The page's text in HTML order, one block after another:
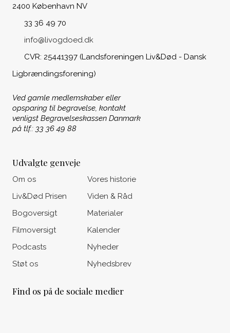
2400 København NV
33 36 49 70
info@livogdoed.dk
CVR: 25441397 (Landsforeningen Liv&Død - Dansk
Ligbrændingsforening)
Ved gamle medlemskaber eller
opsparing til begravelse, kontakt
venligst Begravelseskassen Danmark
på tlf.: 33 36 49 88
Udvalgte genveje
Om os
Liv&Død Prisen
Bogoversigt
Filmoversigt
Podcasts
Støt os
Vores historie
Viden & Råd
Materialer
Kalender
Nyheder
Nyhedsbrev
Find os på de sociale medier